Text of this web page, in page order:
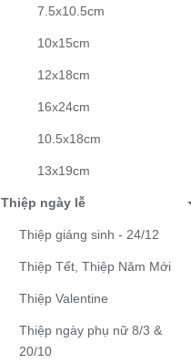
7.5x10.5cm
10x15cm
12x18cm
16x24cm
10.5x18cm
13x19cm
Thiệp ngày lễ
Thiệp giáng sinh - 24/12
Thiệp Tết, Thiệp Năm Mới
Thiệp Valentine
Thiệp ngày phụ nữ 8/3 &
20/10